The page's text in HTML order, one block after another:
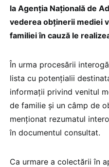
la Agenția Națională de
vederea obţinerii mediei
familiei în cauză le
În urma procesării
lista cu potențialii
informații privind venitul
de familie şi un câmp de
menţionat rezumatul
în documentul consultat.
Ca urmare a colectării în